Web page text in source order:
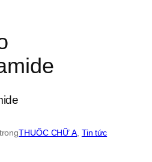
trongTHUỐC CHỮ A Tin tức